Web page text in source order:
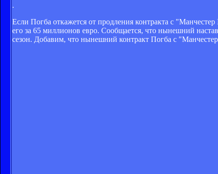
.
Если Погба откажется от продления контракта с
его за 65 миллионов евро. Сообщается, что нынешний
сезон. Добавим, что нынешний контракт Погба с